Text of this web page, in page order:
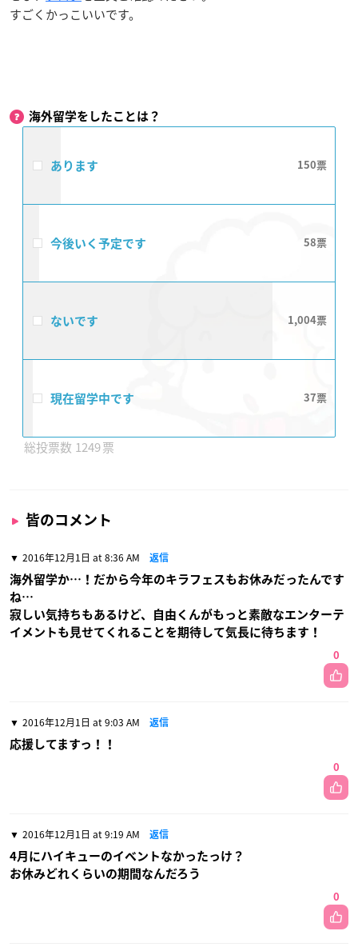
すごくかっこいいです。
海外留学をしたことは？
あります 150
今後いく予定です 58
ないです 1,004
現在留学中です 37
1249
皆のコメント
2016年12月1日 at 8:36 AM 返信
海外留学か…！だから今年のキラフェスもお休みだったんです
ね…
寂しい気持ちもあるけど、自由くんがもっと素敵なエンターテ
イメントも見せてくれることを期待して気長に待ちます！
0
2016年12月1日 at 9:03 AM 返信
応援してますっ！！
0
2016年12月1日 at 9:19 AM 返信
4月にハイキューのイベントなかったっけ？
お休みどれくらいの期間なんだろう
0